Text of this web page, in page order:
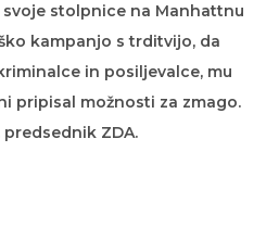
stolpnice na Manhattnu
kampanjo s trditvijo, da
in posiljevalce, mu
pripisal možnosti za zmago.
ZDA.